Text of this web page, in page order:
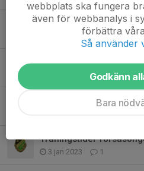
Inställd träning
26 jun 2023 0
Matcher säsongen 2023
0
Lagfotografering och
Träningstider
3 jan 2023 1
webbplats ska fungera
även för webbanalys i
förbättra
Så använder
Godkänn
Bara